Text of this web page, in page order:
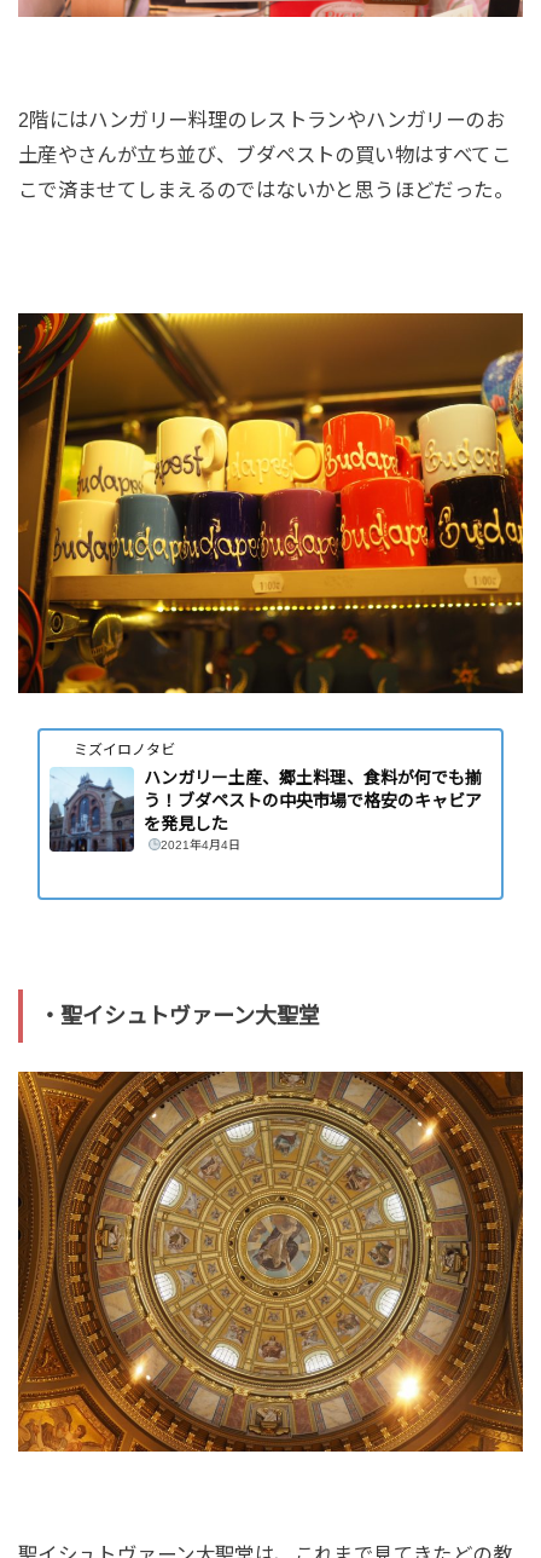
2階にはハンガリー料理のレストランやハンガリーのお
土産やさんが立ち並び、ブダペストの買い物はすべてこ
こで済ませてしまえるのではないかと思うほどだった。
ミズイロノタビ
ハンガリー土産、郷土料理、食料が何でも揃
う！ブダペストの中央市場で格安のキャビア
を発見した
2021年4月4日
・聖イシュトヴァーン大聖堂